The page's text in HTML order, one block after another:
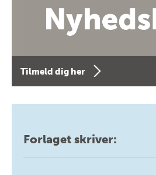
Tilmeld dig her
Forlaget skriver: